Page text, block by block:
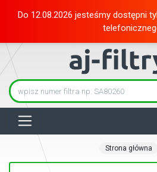
Do 12.08.2026 jesteśmy dostępni
Strona główna